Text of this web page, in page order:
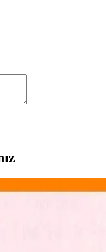
Temizleme